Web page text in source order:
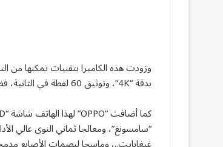
وزودت هذه الكاميرا بتقنيات تمكنها من
بدقة “4K”، وتوثيق 60 لقطة في الثانية، فضلا عن قدرتها على تقريب الصورة بمعدل “X10”.